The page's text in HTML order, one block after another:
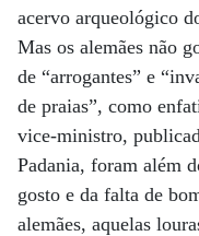
acervo arqueológico
Mas os alemães não
de “arrogantes” e
de praias”, como
vice-ministro,
Padania, foram além
gosto e da falta de
alemães, aquelas